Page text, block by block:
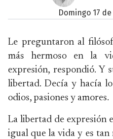
domingo 17
Le preguntaron al
más hermoso en la
expresión, respondió. Y
libertad. Decía y hacía
odios, pasiones y amores.
La libertad de expresión
igual que la vida y es tan